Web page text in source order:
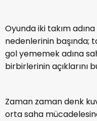
Oyunda iki takım
nedenlerinin
gol yememek adına
birbirlerinin açıklarını
Zaman zaman denk
orta saha